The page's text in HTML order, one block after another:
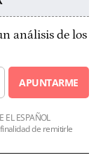
análisis de los
APUNTARME
EL ESPAÑOL
de remitirle